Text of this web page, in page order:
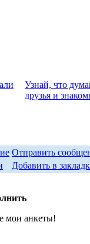
Узнай, что
друзья и
Отправить
Добавить в
мои анкеты!